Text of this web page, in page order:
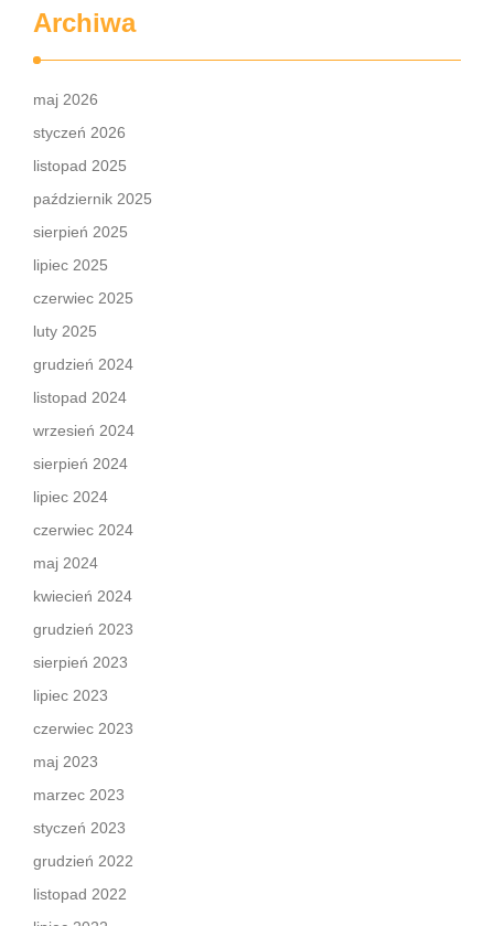
Archiwa
maj 2026
styczeń 2026
listopad 2025
październik 2025
sierpień 2025
lipiec 2025
czerwiec 2025
luty 2025
grudzień 2024
listopad 2024
wrzesień 2024
sierpień 2024
lipiec 2024
czerwiec 2024
maj 2024
kwiecień 2024
grudzień 2023
sierpień 2023
lipiec 2023
czerwiec 2023
maj 2023
marzec 2023
styczeń 2023
grudzień 2022
listopad 2022